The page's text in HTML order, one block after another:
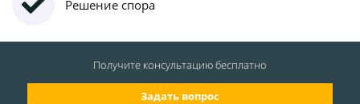
Решение спора
Задать вопрос
Получите консультациюбесплатно